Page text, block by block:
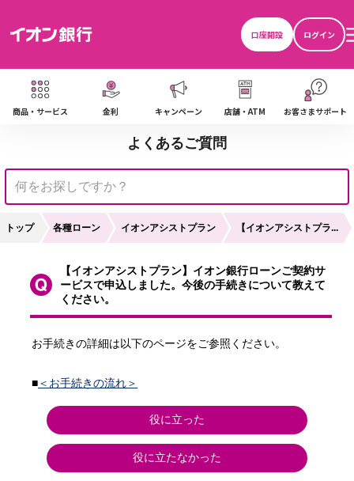
口座開設
ログイン
商品・サービス 金利 キャンペーン 店舗・ATM お客さまサポート
よくあるご質問
トップ 各種ローン イオンアシストプラン 【イオンアシストプラ...
【イオンアシストプラン】イオン銀行ローンご契約サ
ービスで申込しました。今後の手続きについて教えて
ください。
お手続きの詳細は以下のページをご参照ください。
■＜お手続きの流れ＞
役に立った
役に立たなかった